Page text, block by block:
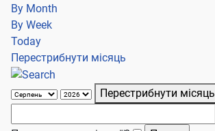
By Month
By Week
Today
Перестрибнути місяць
Перестрибнути місяць